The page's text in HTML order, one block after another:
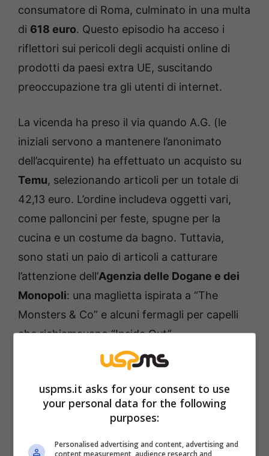
consumatore di Roma, culminato in una multa
di 618 euro. Questo episodio ha acceso i
riflettori sui pericoli degli acquisti online di
prodotti da paesi extra UE, suscitando
preoccupazione tra gli utenti di internet.
La vicenda ha preso il via quando A.G. (le
iniziali servono a mantenere l’anonimato
dell’acquirente) ha effettuato un acquisto su
Temu, selezionando articoli per un totale di
42,13 euro. L’ordine includeva oggetti vari,
come palloncini per feste, spugne per la
cucina e un costume da bagno. Tuttavia,
sono stati un paio di articoli a catturare
l’attenzione dell’Agenzia delle Dogane e dei
Monopoli: una maglietta ispirata a “The
Monsters & Co” e alcuni fermagli per capelli
che richiamavano “Inside Out”.
uspms.it asks for your consent to use
your personal data for the following
purposes:
Personalised advertising and content, advertising and
content measurement, audience research and